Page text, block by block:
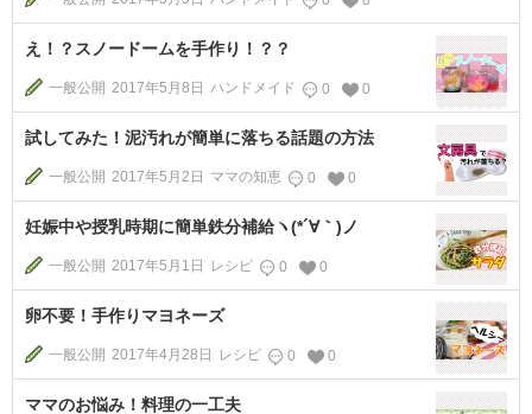
え！？スノードームを手作り！？？
一般公開 2017年5月8日 ハンドメイド 0 0
試してみた！泥汚れが簡単に落ちる話題の方法
一般公開 2017年5月2日 ママの知恵 0 0
妊娠中や授乳時期に簡単鉄分補給ヽ(*´∀｀)ノ
一般公開 2017年5月1日 レシピ 0 0
卵不要！手作りマヨネーズ
一般公開 2017年4月28日 レシピ 0 0
ママのお悩み！料理の一工夫